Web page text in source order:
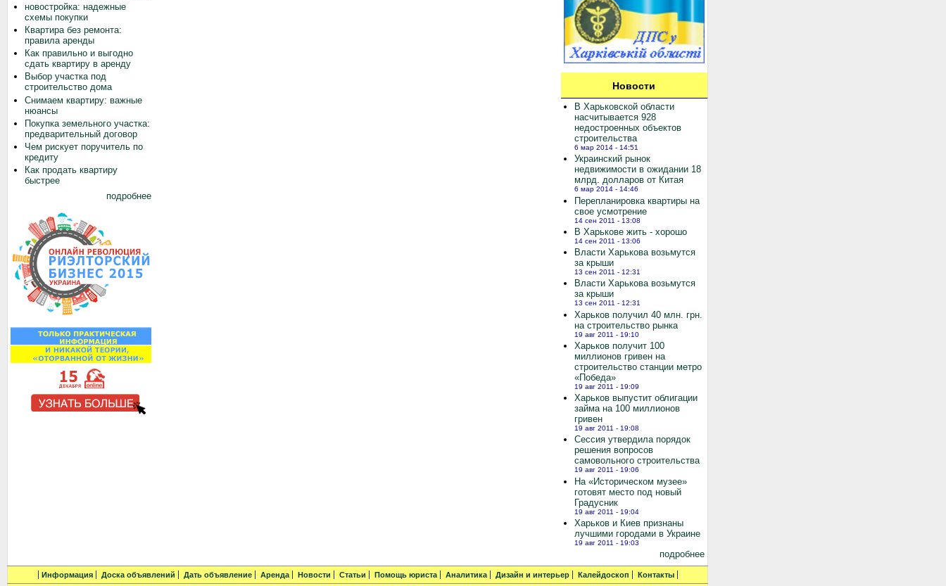
новостройка: надежные
схемы покупки
Квартира без ремонта:
правила аренды
Как правильно и выгодно
сдать квартиру в аренду
Выбор участка под
строительство дома
Снимаем квартиру: важные
нюансы
Покупка земельного участка:
предварительный договор
Чем рискует поручитель по
кредиту
Как продать квартиру
быстрее
подробнее
Новости
В Харьковской области
насчитывается 928
недостроенных объектов
строительства
6 мар 2014 - 14:51
Украинский рынок
недвижимости в ожидании 18
млрд. долларов от Китая
6 мар 2014 - 14:46
Перепланировка квартиры на
свое усмотрение
14 сен 2011 - 13:08
В Харькове жить - хорошо
14 сен 2011 - 13:06
Власти Харькова возьмутся
за крыши
13 сен 2011 - 12:31
Власти Харькова возьмутся
за крыши
13 сен 2011 - 12:31
Харьков получил 40 млн. грн.
на строительство рынка
19 авг 2011 - 19:10
Харьков получит 100
миллионов гривен на
строительство станции метро
«Победа»
19 авг 2011 - 19:09
Харьков выпустит облигации
займа на 100 миллионов
гривен
19 авг 2011 - 19:08
Сессия утвердила порядок
решения вопросов
самовольного строительства
19 авг 2011 - 19:06
На «Историческом музее»
готовят место под новый
Градусник
19 авг 2011 - 19:04
Харьков и Киев признаны
лучшими городами в Украине
19 авг 2011 - 19:03
подробнее
Информация Доска объявлений Дать объявление Аренда Новости Статьи Помощь юриста Аналитика Дизайн и интерьер Калейдоскоп Контакты